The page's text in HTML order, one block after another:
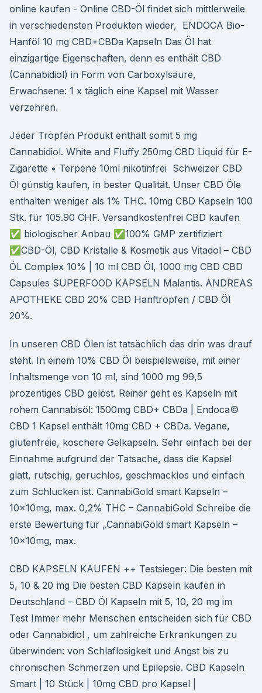
online kaufen - Online CBD-Öl findet sich mittlerweile
in verschiedensten Produkten wieder, ENDOCA Bio-
Hanföl 10 mg CBD+CBDa Kapseln Das Öl hat
einzigartige Eigenschaften, denn es enthält CBD
(Cannabidiol) in Form von Carboxylsäure,
Erwachsene: 1 x täglich eine Kapsel mit Wasser
verzehren.
Jeder Tropfen Produkt enthält somit 5 mg
Cannabidiol. White and Fluffy 250mg CBD Liquid für E-
Zigarette • Terpene 10ml nikotinfrei Schweizer CBD
Öl günstig kaufen, in bester Qualität. Unser CBD Öle
enthalten weniger als 1% THC. 10mg CBD Kapseln 100
Stk. für 105.90 CHF. Versandkostenfrei CBD kaufen
✅ biologischer Anbau ✅100% GMP zertifiziert
✅CBD-Öl, CBD Kristalle & Kosmetik aus Vitadol – CBD
ÖL Complex 10% | 10 ml CBD Öl, 1000 mg CBD CBD
Capsules SUPERFOOD KAPSELN Malantis. ANDREAS
APOTHEKE CBD 20% CBD Hanftropfen / CBD Öl
20%.
In unseren CBD Ölen ist tatsächlich das drin was drauf
steht. In einem 10% CBD Öl beispielsweise, mit einer
Inhaltsmenge von 10 ml, sind 1000 mg 99,5
prozentiges CBD gelöst. Reiner geht es Kapseln mit
rohem Cannabisöl: 1500mg CBD+ CBDa | Endoca©
CBD 1 Kapsel enthält 10mg CBD + CBDa. Vegane,
glutenfreie, koschere Gelkapseln. Sehr einfach bei der
Einnahme aufgrund der Tatsache, dass die Kapsel
glatt, rutschig, geruchlos, geschmacklos und einfach
zum Schlucken ist. CannabiGold smart Kapseln –
10x10mg, max. 0,2% THC – CannabiGold Schreibe die
erste Bewertung für „CannabiGold smart Kapseln –
10x10mg, max.
CBD KAPSELN KAUFEN ++ Testsieger: Die besten mit
5, 10 & 20 mg Die besten CBD Kapseln kaufen in
Deutschland – CBD Öl Kapseln mit 5, 10, 20 mg im
Test Immer mehr Menschen entscheiden sich für CBD
oder Cannabidiol , um zahlreiche Erkrankungen zu
überwinden: von Schlaflosigkeit und Angst bis zu
chronischen Schmerzen und Epilepsie. CBD Kapseln
Smart | 10 Stück | 10mg CBD pro Kapsel |